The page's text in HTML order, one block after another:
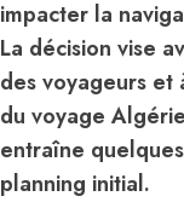
impacter la
La décision vise
des voyageurs
du voyage
entraîne
planning initial.